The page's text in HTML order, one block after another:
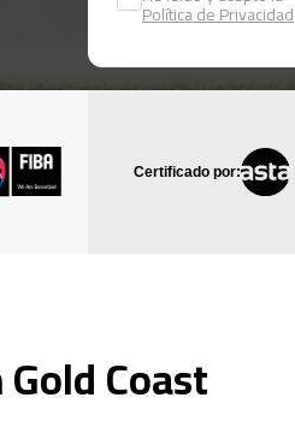
Política de Privacidad
Certificado por:
Coast